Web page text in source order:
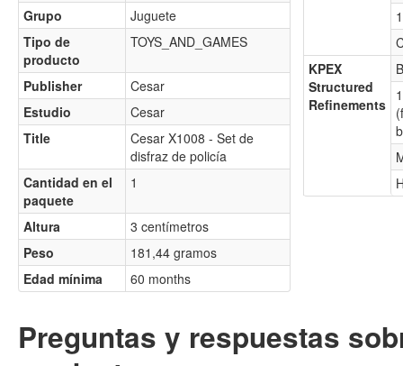
Grupo
Juguete
Tipo de
producto
TOYS_AND_GAMES
Publisher
Cesar
Estudio
Cesar
Title
Cesar X1008 - Set de
disfraz de policía
Cantidad en el
paquete
1
Altura
3 centímetros
Peso
181,44 gramos
Edad mínima
60 months
KPEX
Structured
Refinements
Preguntas y respuestas